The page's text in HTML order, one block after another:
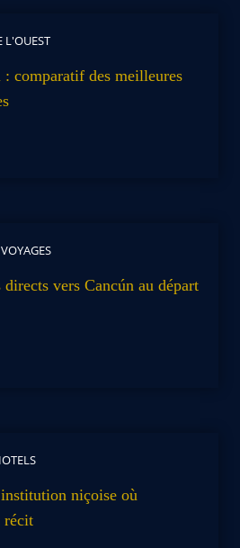
L'OUEST
: comparatif des meilleures
VOYAGES
vers Cancún au départ
niçoise où
récit